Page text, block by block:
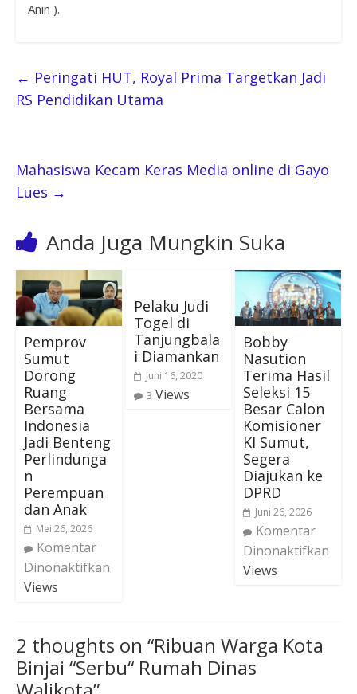
Anin ).
← Peringati HUT, Royal Prima Targetkan Jadi
RS Pendidikan Utama
Mahasiswa Kecam Keras Media online di Gayo
Lues →
Anda Juga Mungkin Suka
Pemprov
Sumut
Dorong
Ruang
Bersama
Indonesia
Jadi Benteng
Perlindunga
n
Perempuan
dan Anak
Mei 26, 2026
Komentar
Dinonaktifkan
Views
Pelaku Judi
Togel di
Tanjungbala
i Diamankan
Juni 16, 2020
3 Views
Bobby
Nasution
Terima Hasil
Seleksi 15
Besar Calon
Komisioner
KI Sumut,
Segera
Diajukan ke
DPRD
Juni 26, 2026
Komentar
Dinonaktifkan
Views
2 thoughts on “Ribuan Warga Kota
Binjai “Serbu“ Rumah Dinas